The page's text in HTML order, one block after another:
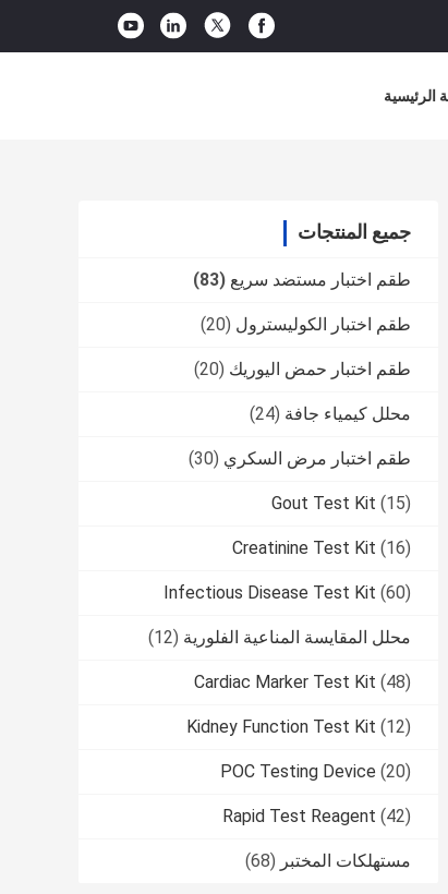
الرئيسية
جميع المنتجات
طقم اختبار مستضد سريع (83)
طقم اختبار الكوليسترول (20)
طقم اختبار حمض اليوريك (20)
محلل كيمياء جافة (24)
طقم اختبار مرض السكري (30)
Gout Test Kit (15)
Creatinine Test Kit (16)
Infectious Disease Test Kit (60)
محلل المقايسة المناعية الفلورية (12)
Cardiac Marker Test Kit (48)
Kidney Function Test Kit (12)
POC Testing Device (20)
Rapid Test Reagent (42)
مستهلكات المختبر (68)